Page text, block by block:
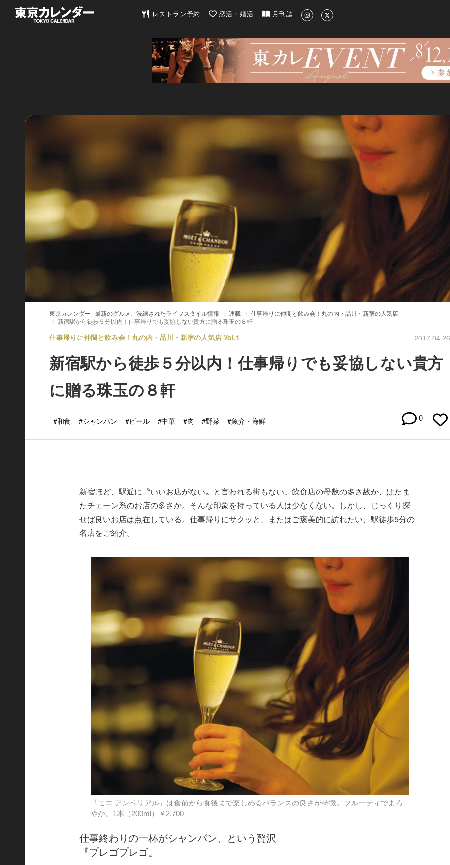
東京カレンダー | 最新のグルメ、洗練されたライフスタイル情報
レストラン予約 恋活・婚活 月刊誌
東京カレンダー | 最新のグルメ、洗練されたライフスタイル情報 連載
仕事帰りに仲間と飲み会！丸の内・品川・新宿の人気店
新宿駅から徒歩５分以内！仕事帰りでも妥協しない貴方に贈る珠玉の８軒
仕事帰りに仲間と飲み会！丸の内・品川・新宿の人気店 Vol.1 2017.04.26
新宿駅から徒歩５分以内！仕事帰りでも妥協しない貴方
に贈る珠玉の８軒
#和食 #シャンパン #ビール #中華 #肉 #野菜 #魚介・海鮮 0
新宿ほど、駅近に〝いいお店がない〟と言われる街もない。飲食店の母数の多さ故か、はたま
たチェーン系のお店の多さか。そんな印象を持っている人は少なくない。しかし、じっくり探
せば良いお店は点在している。仕事帰りにサクッと、またはご褒美的に訪れたい、駅徒歩5分の
名店をご紹介。
「モエ アンペリアル」は食前から食後まで楽しめるバランスの良さが特徴。フルーティでまろ
やか。1本（200ml）￥2,700
仕事終わりの一杯がシャンパン、という贅沢
『プレゴプレゴ』